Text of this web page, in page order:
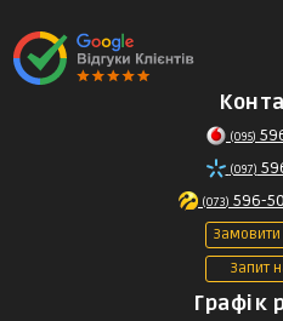
(095)
(097)
(073) 596-
Замовити
Запит
Графік